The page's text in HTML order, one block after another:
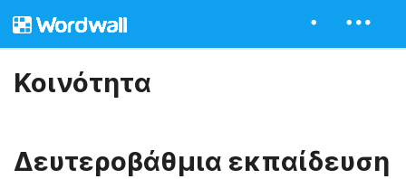
Κοινότητα
Δευτεροβάθμια εκπαίδευση